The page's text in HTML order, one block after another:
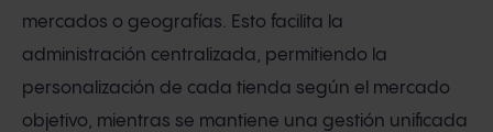
mercados o geografías. Esto facilita la
administración centralizada, permitiendo la
personalización de cada tienda según el mercado
objetivo, mientras se mantiene una gestión unificada